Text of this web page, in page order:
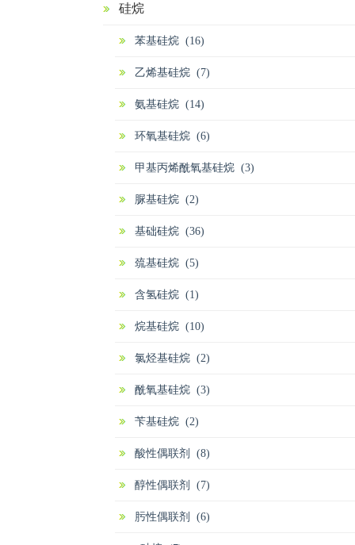
硅烷
苯基硅烷 (16)
乙烯基硅烷 (7)
氨基硅烷 (14)
环氧基硅烷 (6)
甲基丙烯酰氧基硅烷 (3)
脲基硅烷 (2)
基础硅烷 (36)
巯基硅烷 (5)
含氢硅烷 (1)
烷基硅烷 (10)
氯烃基硅烷 (2)
酰氧基硅烷 (3)
苄基硅烷 (2)
酸性偶联剂 (8)
醇性偶联剂 (7)
肟性偶联剂 (6)